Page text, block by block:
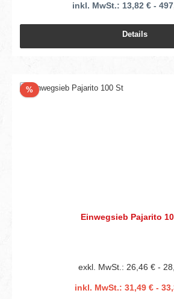
inkl. MwSt.: 13,82 € -
Details
%Rabatt
Einwegsieb Pajarito
exkl. MwSt.: 26,46 € -
inkl. MwSt.: 31,49 € -